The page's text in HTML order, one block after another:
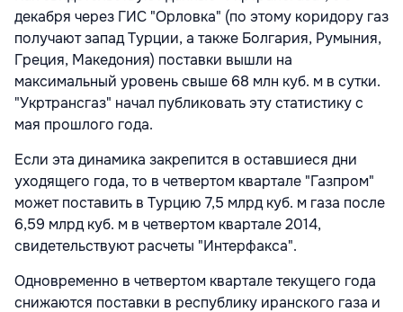
декабря через ГИС "Орловка" (по этому коридору газ
получают запад Турции, а также Болгария, Румыния,
Греция, Македония) поставки вышли на
максимальный уровень свыше 68 млн куб. м в сутки.
"Укртрансгаз" начал публиковать эту статистику с
мая прошлого года.
Если эта динамика закрепится в оставшиеся дни
уходящего года, то в четвертом квартале "Газпром"
может поставить в Турцию 7,5 млрд куб. м газа после
6,59 млрд куб. м в четвертом квартале 2014,
свидетельствуют расчеты "Интерфакса".
Одновременно в четвертом квартале текущего года
снижаются поставки в республику иранского газа и